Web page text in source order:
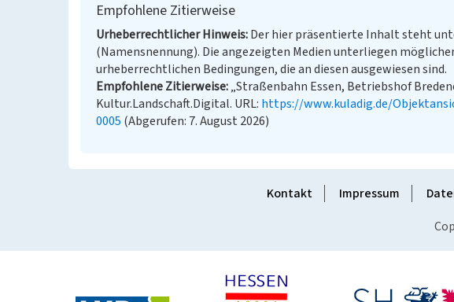
Empfohlene Zitierweise
Urheberrechtlicher Hinweis Der hier präsentierte Inhalt steht
(Namensnennung). Die angezeigten Medien unterliegen
urheberrechtlichen Bedingungen, die an diesen ausgewiesen sind.
Empfohlene Zitierweise „Straßenbahn Essen, Betriebshof
Kultur.Landschaft.Digital. URL: https://www.kuladig.de/
0005 (Abgerufen: 7. August 2026)
Kontakt Impressum